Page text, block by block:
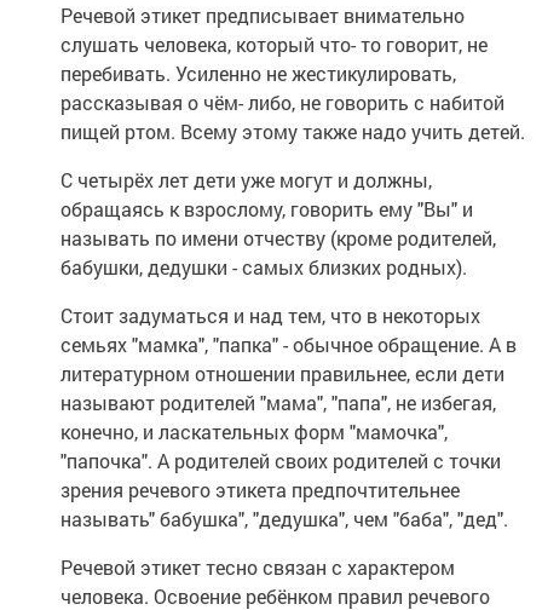
Речевой этикет предписывает внимательно
слушать человека, который что- то говорит, не
перебивать. Усиленно не жестикулировать,
рассказывая о чём- либо, не говорить с набитой
пищей ртом. Всему этому также надо учить детей.
С четырёх лет дети уже могут и должны,
обращаясь к взрослому, говорить ему "Вы" и
называть по имени отчеству (кроме родителей,
бабушки, дедушки - самых близких родных).
Стоит задуматься и над тем, что в некоторых
семьях "мамка", "папка" - обычное обращение. А в
литературном отношении правильнее, если дети
называют родителей "мама", "папа", не избегая,
конечно, и ласкательных форм "мамочка",
"папочка". А родителей своих родителей с точки
зрения речевого этикета предпочтительнее
называть" бабушка", "дедушка", чем "баба", "дед".
Речевой этикет тесно связан с характером
человека. Освоение ребёнком правил речевого